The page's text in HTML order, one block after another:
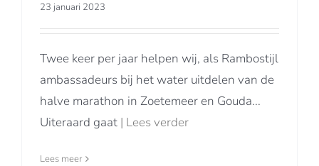
23 januari 2023
Twee keer per jaar helpen wij, als Rambostijl
ambassadeurs bij het water uitdelen van de
halve marathon in Zoetemeer en Gouda...
Uiteraard gaat | Lees verder
Lees meer